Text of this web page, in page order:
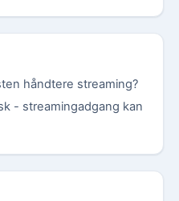
håndtere streaming?
- streamingadgang kan